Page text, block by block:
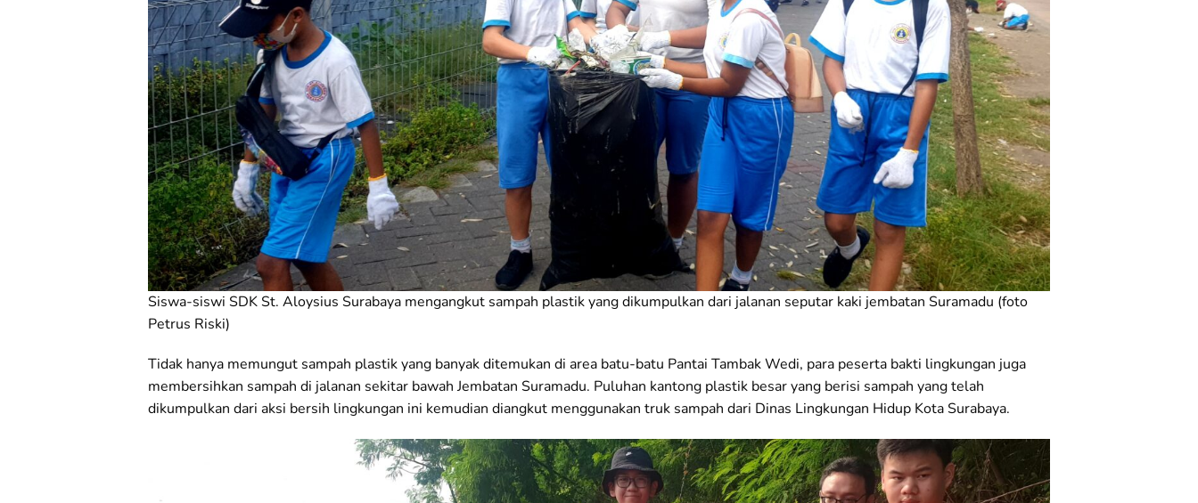
Siswa-siswi SDK St. Aloysius Surabaya mengangkut sampah plastik yang dikumpulkan dari jalanan seputar kaki jembatan Suramadu (foto
Petrus Riski)
Tidak hanya memungut sampah plastik yang banyak ditemukan di area batu-batu Pantai Tambak Wedi, para peserta bakti lingkungan juga
membersihkan sampah di jalanan sekitar bawah Jembatan Suramadu. Puluhan kantong plastik besar yang berisi sampah yang telah
dikumpulkan dari aksi bersih lingkungan ini kemudian diangkut menggunakan truk sampah dari Dinas Lingkungan Hidup Kota Surabaya.